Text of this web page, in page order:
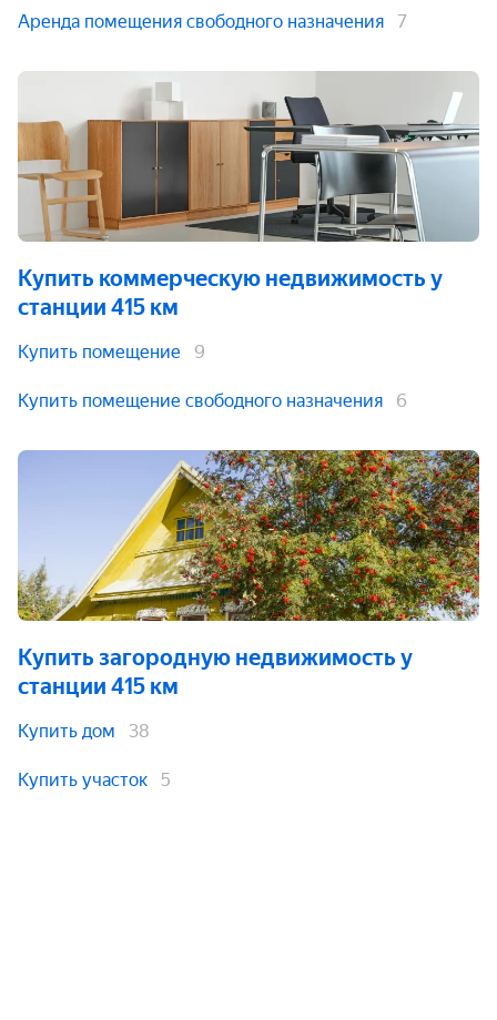
Аренда помещения свободного назначения 7
Купить коммерческую недвижимость у
станции 415 км
Купить помещение 9
Купить помещение свободного назначения 6
Купить загородную недвижимость у
станции 415 км
Купить дом 38
Купить участок 5